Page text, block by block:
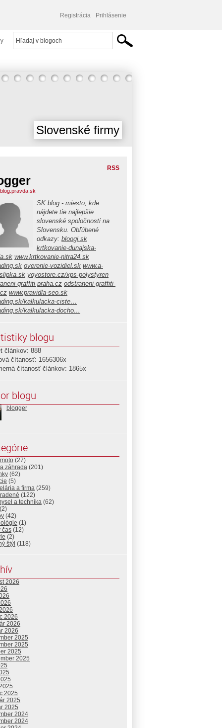
Registrácia Prihlásenie
Slovenské firmy
RSS
SK blog - miesto, kde
nájdete tie najlepšie
slovenské spoločnosti na
Slovensku. Obľúbené
odkazy: bloogi.sk
krtkovanie-dunajska-
www.krtkovanie-nitra24.sk
overenie-vozidiel.sk www.a-
yoyostore.cz/xps-polystyren
graffiti-praha.cz odstraneni-graffiti-
www.pravidla-seo.sk
kalkulacka-ciste…
kalkulacka-docho…
blogu
článkov: 888
čítanosť: 1656306x
čítanosť článkov: 1865x
blogu
blogger
(27)
záhrada (201)
(62)
(5)
a firma (259)
(122)
a technika (62)
(2)
(42)
(1)
čas (12)
(2)
štýl (118)
2026
2026
2026
2026
2025
2025
2025
2025
2025
2025
2025
2024
2024